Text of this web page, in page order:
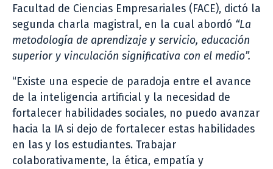
Facultad de Ciencias Empresariales (FACE), dictó la
segunda charla magistral, en la cual abordó “La
metodología de aprendizaje y servicio, educación
superior y vinculación significativa con el medio”.
“Existe una especie de paradoja entre el avance
de la inteligencia artificial y la necesidad de
fortalecer habilidades sociales, no puedo avanzar
hacia la IA si dejo de fortalecer estas habilidades
en las y los estudiantes. Trabajar
colaborativamente, la ética, empatía y